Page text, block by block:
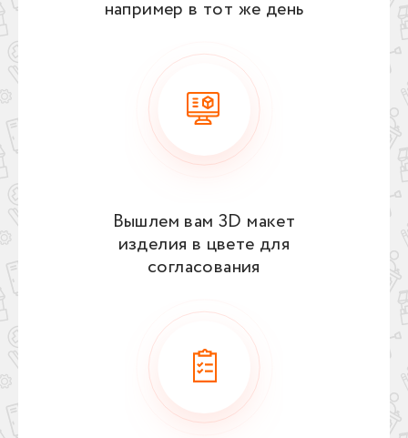
например в тот же день
Вышлем вам 3D макет
изделия в цвете для
согласования